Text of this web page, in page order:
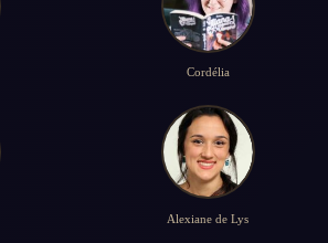
Cordélia
Alexiane de Lys